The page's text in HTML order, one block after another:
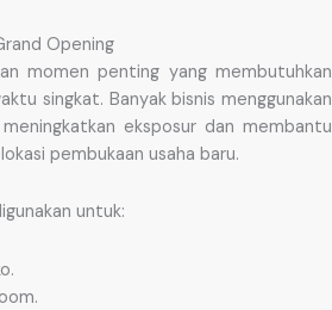
Opening
momen penting yang membutuhkan
singkat. Banyak bisnis menggunakan
eksposur dan membantu
pembukaan usaha baru.
untuk: